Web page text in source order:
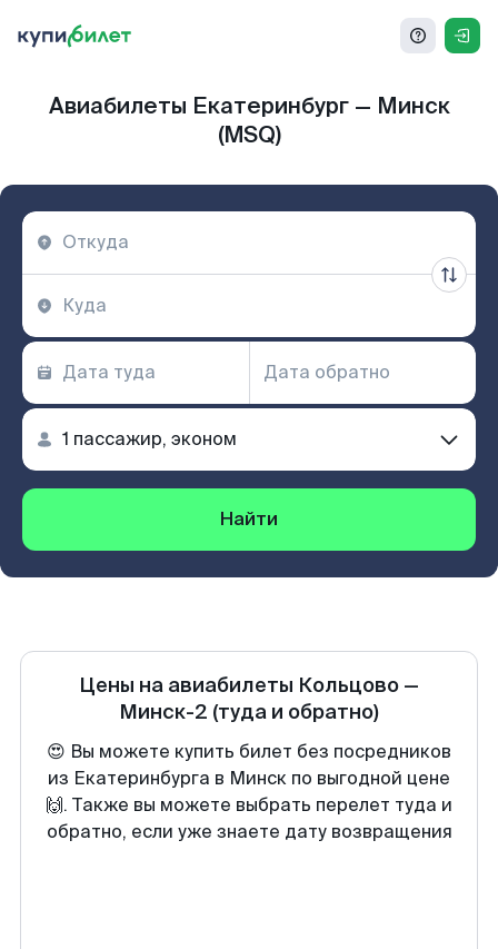
Авиабилеты Екатеринбург — Минск
(MSQ)
Найти
Цены на авиабилеты Кольцово —
Минск-2 (туда и обратно)
😍 Вы можете купить билет без посредников
из Екатеринбурга в Минск по выгодной цене
🙌. Также вы можете выбрать перелет туда и
обратно, если уже знаете дату возвращения